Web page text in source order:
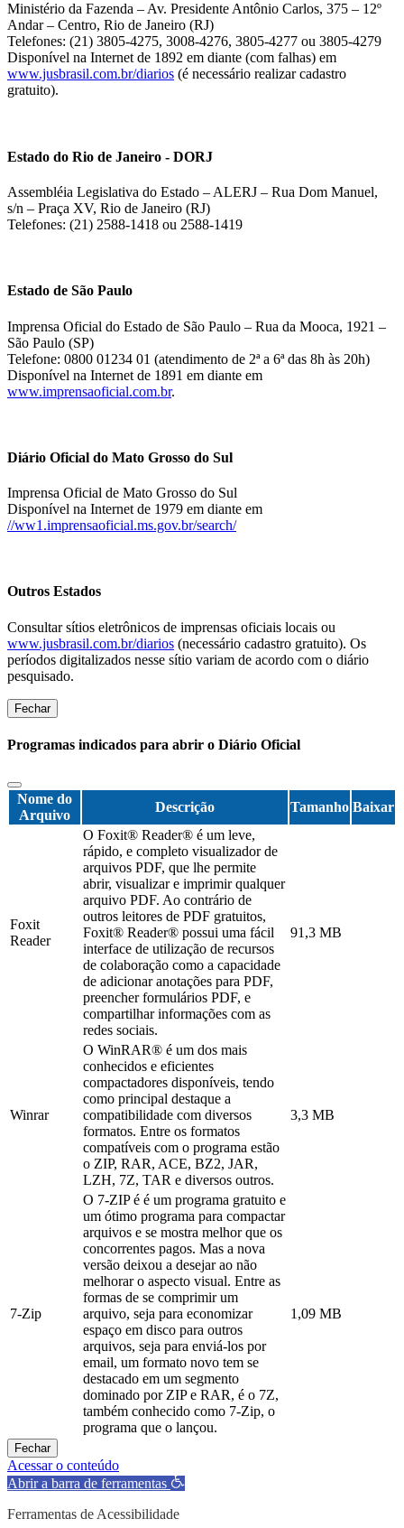
Ministério da Fazenda – Av. Presidente Antônio Carlos, 375 – 12º
Andar – Centro, Rio de Janeiro (RJ)
Telefones: (21) 3805-4275, 3008-4276, 3805-4277 ou 3805-4279
Disponível na Internet de 1892 em diante (com falhas) em
www.jusbrasil.com.br/diarios (é necessário realizar cadastro
gratuito).
Estado do Rio de Janeiro - DORJ
Assembléia Legislativa do Estado – ALERJ – Rua Dom Manuel,
s/n – Praça XV, Rio de Janeiro (RJ)
Telefones: (21) 2588-1418 ou 2588-1419
Estado de São Paulo
Imprensa Oficial do Estado de São Paulo – Rua da Mooca, 1921 –
São Paulo (SP)
Telefone: 0800 01234 01 (atendimento de 2ª a 6ª das 8h às 20h)
Disponível na Internet de 1891 em diante em
www.imprensaoficial.com.br.
Diário Oficial do Mato Grosso do Sul
Imprensa Oficial de Mato Grosso do Sul
Disponível na Internet de 1979 em diante em
//ww1.imprensaoficial.ms.gov.br/search/
Outros Estados
Consultar sítios eletrônicos de imprensas oficiais locais ou
www.jusbrasil.com.br/diarios (necessário cadastro gratuito). Os
períodos digitalizados nesse sítio variam de acordo com o diário
pesquisado.
Fechar
Programas indicados para abrir o Diário Oficial
Nome do
Arquivo
Descrição Tamanho Baixar
Foxit
Reader
O Foxit® Reader® é um leve,
rápido, e completo visualizador de
arquivos PDF, que lhe permite
abrir, visualizar e imprimir qualquer
arquivo PDF. Ao contrário de
outros leitores de PDF gratuitos,
Foxit® Reader® possui uma fácil
interface de utilização de recursos
de colaboração como a capacidade
de adicionar anotações para PDF,
preencher formulários PDF, e
compartilhar informações com as
redes sociais.
91,3 MB
Winrar
O WinRAR® é um dos mais
conhecidos e eficientes
compactadores disponíveis, tendo
como principal destaque a
compatibilidade com diversos
formatos. Entre os formatos
compatíveis com o programa estão
o ZIP, RAR, ACE, BZ2, JAR,
LZH, 7Z, TAR e diversos outros.
3,3 MB
7-Zip
O 7-ZIP é é um programa gratuito e
um ótimo programa para compactar
arquivos e se mostra melhor que os
concorrentes pagos. Mas a nova
versão deixou a desejar ao não
melhorar o aspecto visual. Entre as
formas de se comprimir um
arquivo, seja para economizar
espaço em disco para outros
arquivos, seja para enviá-los por
email, um formato novo tem se
destacado em um segmento
dominado por ZIP e RAR, é o 7Z,
também conhecido como 7-Zip, o
programa que o lançou.
1,09 MB
Fechar
Acessar o conteúdo
Abrir a barra de ferramentas
Ferramentas de Acessibilidade